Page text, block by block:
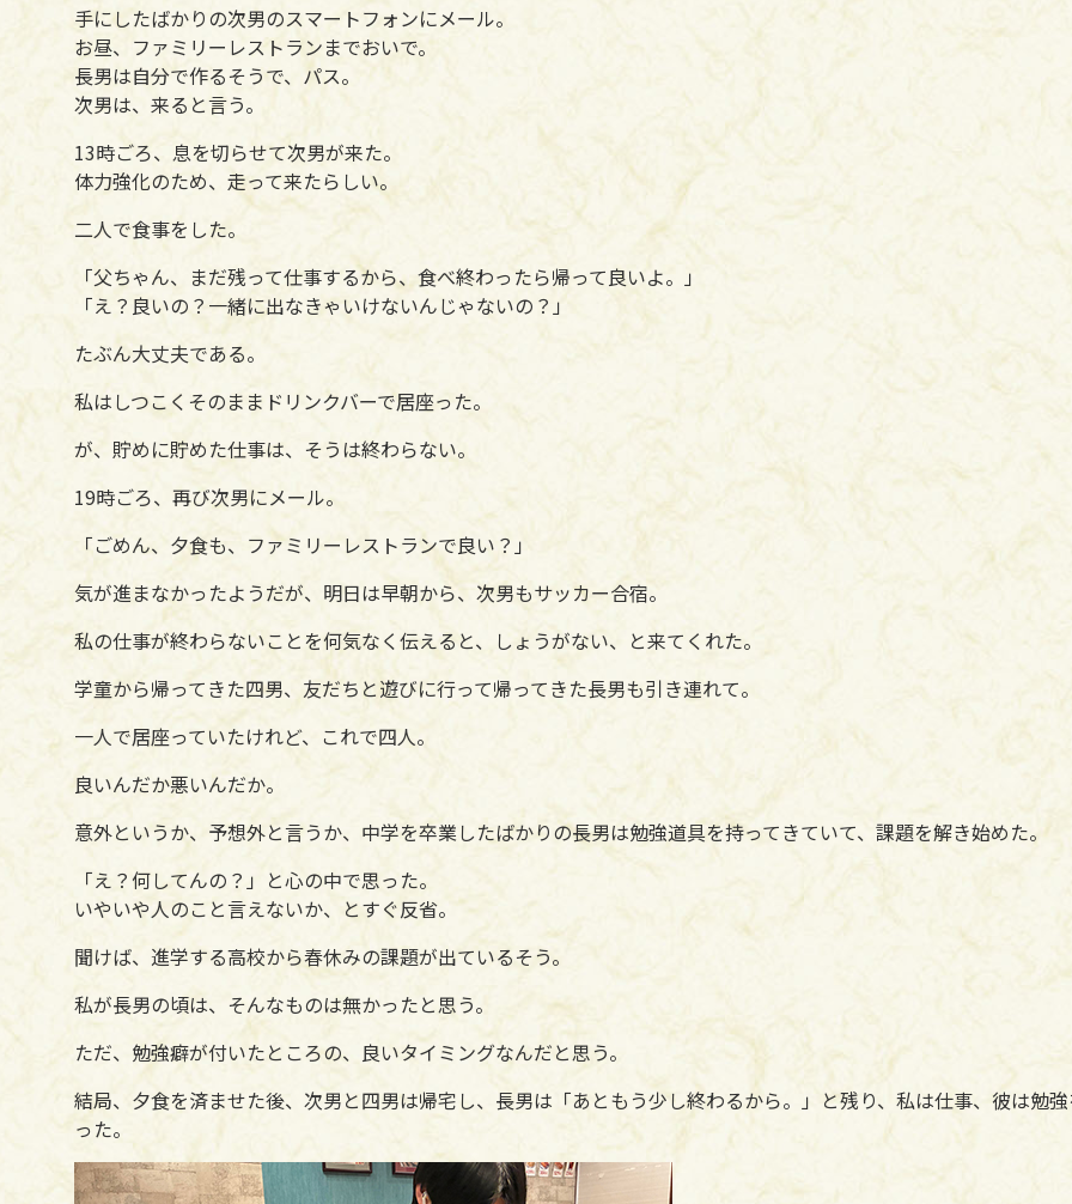
手にしたばかりの次男のスマートフォンにメール。
お昼、ファミリーレストランまでおいで。
長男は自分で作るそうで、パス。
次男は、来ると言う。
13時ごろ、息を切らせて次男が来た。
体力強化のため、走って来たらしい。
二人で食事をした。
「父ちゃん、まだ残って仕事するから、食べ終わったら帰って良いよ。」
「え？良いの？一緒に出なきゃいけないんじゃないの？」
たぶん大丈夫である。
私はしつこくそのままドリンクバーで居座った。
が、貯めに貯めた仕事は、そうは終わらない。
19時ごろ、再び次男にメール。
「ごめん、夕食も、ファミリーレストランで良い？」
気が進まなかったようだが、明日は早朝から、次男もサッカー合宿。
私の仕事が終わらないことを何気なく伝えると、しょうがない、と来てくれた。
学童から帰ってきた四男、友だちと遊びに行って帰ってきた長男も引き連れて。
一人で居座っていたけれど、これで四人。
良いんだか悪いんだか。
意外というか、予想外と言うか、中学を卒業したばかりの長男は勉強道具を持ってきていて、課題を解き始めた。
「え？何してんの？」と心の中で思った。
いやいや人のこと言えないか、とすぐ反省。
聞けば、進学する高校から春休みの課題が出ているそう。
私が長男の頃は、そんなものは無かったと思う。
ただ、勉強癖が付いたところの、良いタイミングなんだと思う。
結局、夕食を済ませた後、次男と四男は帰宅し、長男は「あともう少し終わるから。」と残り、私は仕事、彼は勉
った。